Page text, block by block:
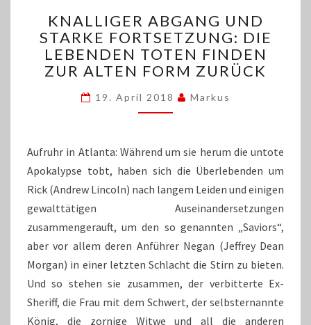
ABGANG
UND
STARKE
FORTSETZUNG:
LEBENDEN
TOTEN
ALTEN
FORM
ZURÜCK
KNALLIGER ABGANG UND
STARKE FORTSETZUNG: DIE
LEBENDEN TOTEN FINDEN
ZUR ALTEN FORM ZURÜCK
19. April 2018 Markus
Aufruhr in Atlanta: Während um sie herum die untote
Apokalypse tobt, haben sich die Überlebenden um
Rick (Andrew Lincoln) nach langem Leiden und einigen
gewalttätigen Auseinandersetzungen
zusammengerauft, um den so genannten „Saviors“,
aber vor allem deren Anführer Negan (Jeffrey Dean
Morgan) in einer letzten Schlacht die Stirn zu bieten.
Und so stehen sie zusammen, der verbitterte Ex-
Sheriff, die Frau mit dem Schwert, der selbsternannte
König, die zornige Witwe und all die anderen